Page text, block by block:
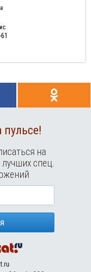
на
спец.